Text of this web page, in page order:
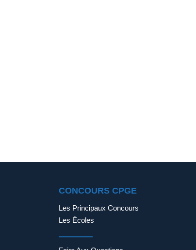
CONCOURS CPGE
Les Principaux Concours
Les Écoles